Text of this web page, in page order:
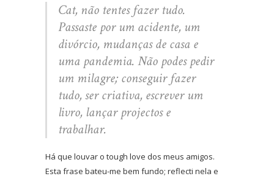
Cat, não tentes fazer tudo.
Passaste por um acidente, um
divórcio, mudanças de casa e
uma pandemia. Não podes pedir
um milagre; conseguir fazer
tudo, ser criativa, escrever um
livro, lançar projectos e
trabalhar.
Há que louvar o tough love dos meus amigos.
Esta frase bateu-me bem fundo; reflecti nela e